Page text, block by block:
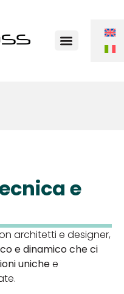
e
architetti e designer,
e dinamico che ci
unichee